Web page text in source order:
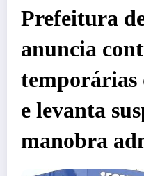
Prefeitura
anuncia
temporárias
e levanta
manobra